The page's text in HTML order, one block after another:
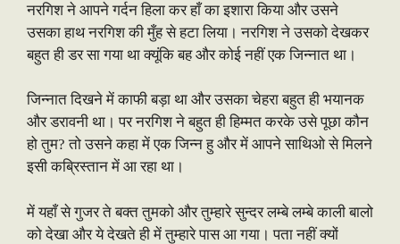
नरगिश ने आपने गर्दन हिला कर हाँ का इशारा किया और उसने
उसका हाथ नरगिश की मुँह से हटा लिया। नरगिश ने उसको देखकर
बहुत ही डर सा गया था क्यूंकि बह और कोई नहीं एक जिन्नात था।
जिन्नात दिखने में काफी बड़ा था और उसका चेहरा बहुत ही भयानक
और डरावनी था। पर नरगिश ने बहुत ही हिम्मत करके उसे पूछा कौन
हो तुम? तो उसने कहा में एक जिन्न हु और में आपने साथिओ से मिलने
इसी कब्रिस्तान में आ रहा था।
में यहाँ से गुजर ते बक्त तुमको और तुम्हारे सुन्दर लम्बे लम्बे काली बालो
को देखा और ये देखते ही में तुम्हारे पास आ गया। पता नहीं क्यों